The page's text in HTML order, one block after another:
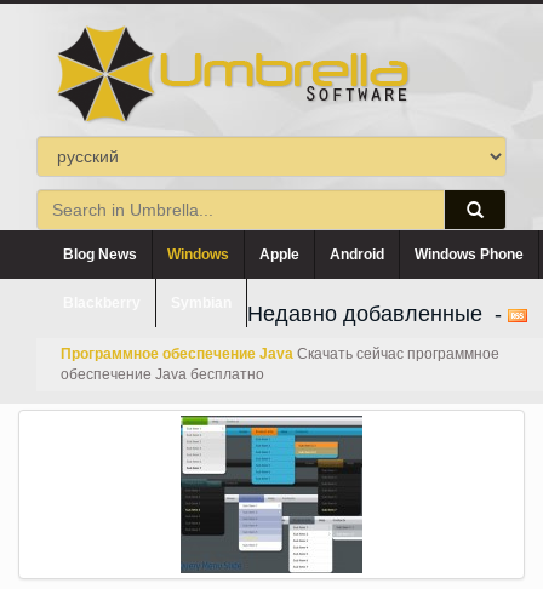
Blog News Windows Apple Android Windows Phone
Недавно добавленные -
Программное обеспечение Java Скачать сейчас программное
обеспечение Java бесплатно